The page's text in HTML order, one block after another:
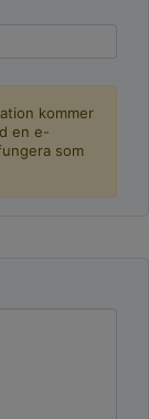
kommer
en e-
som